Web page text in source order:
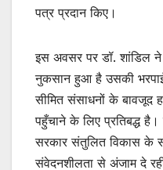
पत्र प्रदान किए।
इस अवसर पर डॉ. शांडिल
नुकसान हुआ है उसकी
सीमित संसाधनों के बावजूद
पहुँचाने के लिए प्रतिबद्ध है।
सरकार संतुलित विकास के
संवेदनशीलता से अंजाम दे